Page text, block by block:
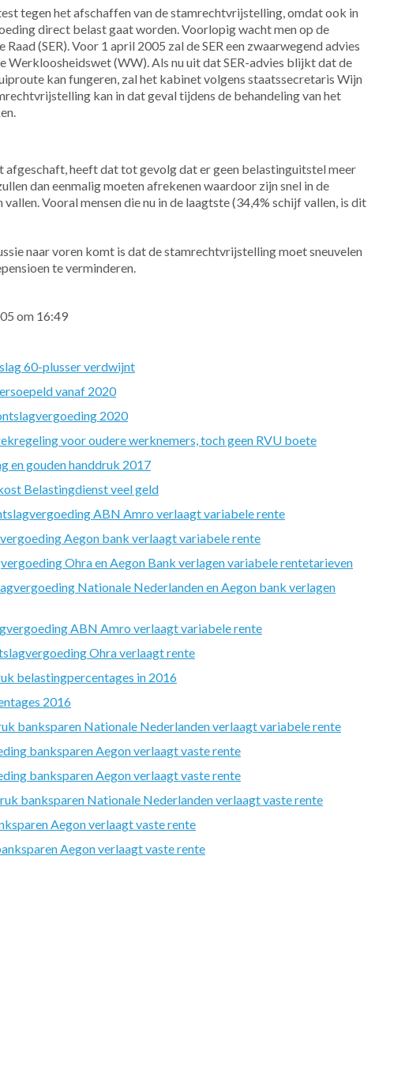
tegen het afschaffen van de stamrechtvrijstelling, omdat ook in
direct belast gaat worden. Voorlopig wacht men op de
(SER). Voor 1 april 2005 zal de SER een zwaarwegend advies
Werkloosheidswet (WW). Als nu uit dat SER-advies blijkt dat de
kan fungeren, zal het kabinet volgens staatssecretaris Wijn
kan in dat geval tijdens de behandeling van het
heeft dat tot gevolg dat er geen belastinguitstel meer
dan eenmalig moeten afrekenen waardoor zijn snel in de
Vooral mensen die nu in de laagtste (34,4% schijf vallen, is dit
naar voren komt is dat de stamrechtvrijstelling moet sneuvelen
te verminderen.
om 16:49
60-plusser verdwijnt
vanaf 2020
2020
voor oudere werknemers, toch geen RVU boete
en gouden handdruk 2017
Belastingdienst veel geld
ABN Amro verlaagt variabele rente
Aegon bank verlaagt variabele rente
Ohra en Aegon Bank verlagen variabele rentetarieven
Nationale Nederlanden en Aegon bank verlagen
ABN Amro verlaagt variabele rente
Ohra verlaagt rente
belastingpercentages in 2016
2016
banksparen Nationale Nederlanden verlaagt variabele rente
banksparen Aegon verlaagt vaste rente
banksparen Aegon verlaagt vaste rente
banksparen Nationale Nederlanden verlaagt vaste rente
Aegon verlaagt vaste rente
Aegon verlaagt vaste rente